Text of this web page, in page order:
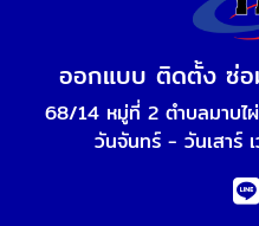
ออกแบบ ติดตั้ง ซ่อ
68/14 หมู่ที่ 2 ตำบลมาบไ
วันจันทร์ - วันเสาร์